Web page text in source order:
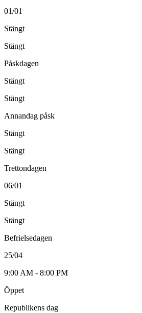
01/01
Stängt
Stängt
Påskdagen
Stängt
Stängt
Annandag påsk
Stängt
Stängt
Trettondagen
06/01
Stängt
Stängt
Befrielsedagen
25/04
9:00 AM - 8:00 PM
Öppet
Republikens dag